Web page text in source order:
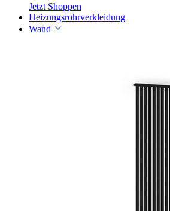
Jetzt Shoppen
Heizungsrohrverkleidung
Wand